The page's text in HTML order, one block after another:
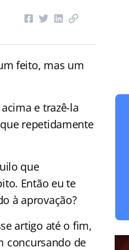
feito, mas um
e trazê-la
repetidamente
que
Então eu te
à aprovação?
artigo até o fim,
concursando de